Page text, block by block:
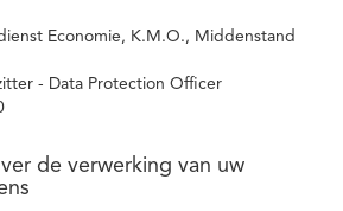
Economie, K.M.O., Middenstand
- Data Protection Officer
de verwerking van uw